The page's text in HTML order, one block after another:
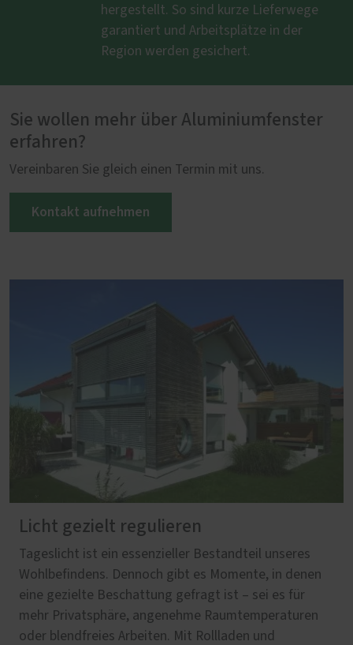
hergestellt. So sind kurze Lieferwege
garantiert und Arbeitsplätze in der
Region werden gesichert.
Sie wollen mehr über Aluminiumfenster
erfahren?
Vereinbaren Sie gleich einen Termin mit uns.
Kontakt aufnehmen
Licht gezielt regulieren
Tageslicht ist ein essenzieller Bestandteil unseres
Wohlbefindens. Dennoch gibt es Momente, in denen
eine gezielte Beschattung gefragt ist – sei es für
mehr Privatsphäre, angenehme Raumtemperaturen
oder blendfreies Arbeiten. Mit Rollladen und